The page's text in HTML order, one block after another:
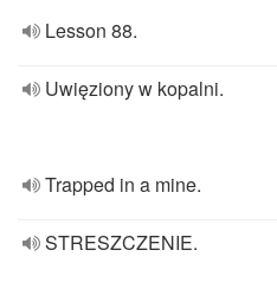
Lesson 88.
Uwięziony w kopalni.
Trapped in a mine.
STRESZCZENIE.